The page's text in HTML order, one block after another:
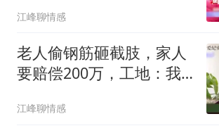
江峰聊情感
老人偷钢筋砸截肢，家人
要赔偿200万，工地：我
江峰聊情感